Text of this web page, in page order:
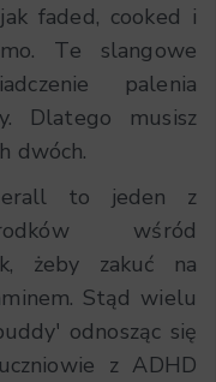
faded, cooked i
Te slangowe
palenia
Dlatego musisz
dwóch.
to jeden z
wśród
żeby zakuć na
Stąd wielu
odnosząc się
z ADHD